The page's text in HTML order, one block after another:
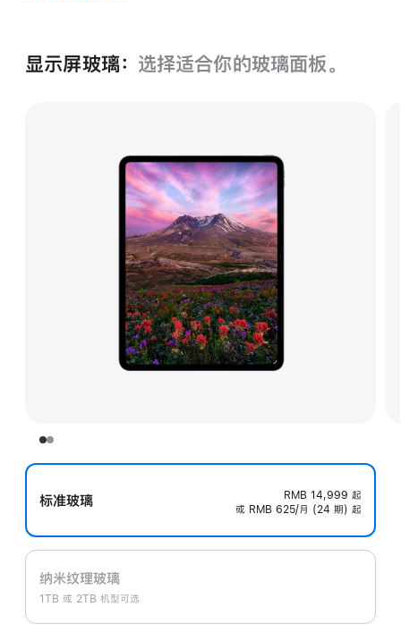
显示屏玻璃： 选择适合你的玻璃面‍板。
标准玻璃 RMB 14,999 起
或 RMB 625/月 (24 期) 起
纳米纹理玻璃
1TB 或 2TB 机型可选